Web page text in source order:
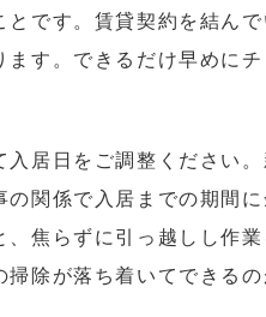
とです。賃貸契約を結ん
ます。できるだけ早めに
入居日をご調整ください
の関係で入居までの期間
、焦らずに引っ越しし作
掃除が落ち着いてできる